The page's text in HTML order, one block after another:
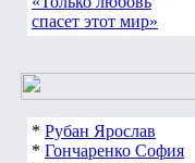
спасет этот мир»
* Рубан Ярослав
* Гончаренко София